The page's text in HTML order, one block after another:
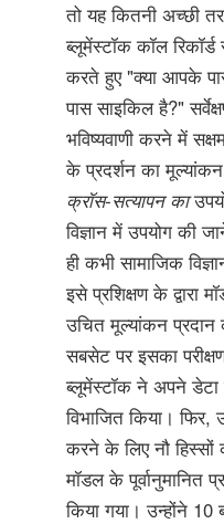
तो यह कितनी अच्छी
ब्लूमेंस्टॉक कॉल
करते हुए "क्या आपके
पास साइकिल है?"
भविष्यवाणी करने में
के प्रदर्शन का
क्रॉस-सत्यापन का
विज्ञान में उपयोग की
ही कभी सामाजिक
इसे प्रशिक्षण के द्वारा
उचित मूल्यांकन
सबसेट पर इसका
ब्लूमेंस्टॉक ने अपने डेटा
विभाजित किया। फिर,
करने के लिए नौ हिस्सों
मॉडल के पूर्वानुमानित
किया गया। उन्होंने 10